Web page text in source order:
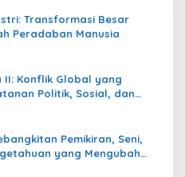
Transformasi Besar
Peradaban Manusia
II: Konflik Global yang
Politik, Sosial, dan
Pemikiran, Seni,
yang Mengubah